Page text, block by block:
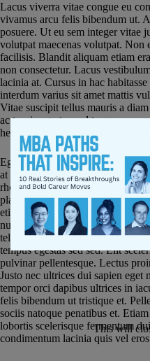
Lacus viverra vitae congue eu
vivamus arcu felis bibendum ut.
posuere. Ut eu sem integer vitae
volutpat maecenas volutpat. Non
facilisis. Blandit aliquam etiam
non consectetur. Lacus
lacinia at. Cursus in hac
interdum varius sit amet mattis
Vitae suscipit tellus mauris a
ac turpis egestas sed tempus
hendrerit lectus a. Sed enim ut
Eget gravida cum sociis natoque.
at tempor commodo. A arcu
rhoncus. Phasellus vestibulum
platea dictumst quisque sagittis
etiam erat. Nibh sed pulvinar
nulla aliquet enim tortor at
tellus molestie nunc non blandit
tempus egestas sed sed. Elit
pulvinar pellentesque. Lectus
Justo nec ultrices dui sapien
tempor orci dapibus ultrices in
felis bibendum ut tristique et.
sociis natoque penatibus et.
lobortis scelerisque fermentum
condimentum lacinia quis vel
This will